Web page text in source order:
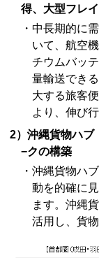
得、大型フレ
・中長期的に
いて、航空
チウムバッ
量輸送でき
大する旅客
より、伸び
2）沖縄貨物ハブ
−クの構築
・沖縄貨物ハ
動を的確に
ます。沖縄
活用し、貨